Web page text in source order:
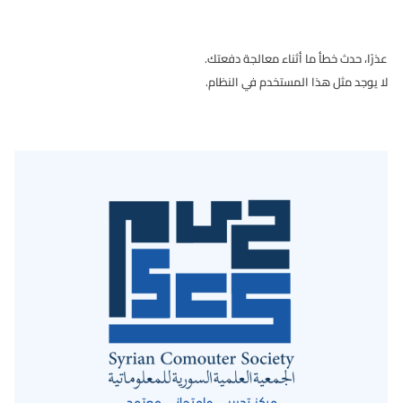
عذرًا، حدث خطأ ما أثناء معالجة دفعتك.
لا يوجد مثل هذا المستخدم في النظام.